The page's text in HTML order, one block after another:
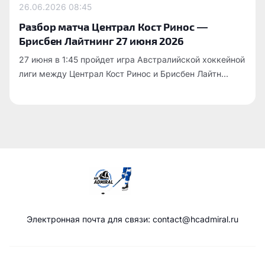
26.06.2026 08:45
Разбор матча Централ Кост Ринос —
Брисбен Лайтнинг 27 июня 2026
27 июня в 1:45 пройдет игра Австралийской хоккейной
лиги между Централ Кост Ринос и Брисбен Лайтн...
Электронная почта для связи: contact@hcadmiral.ru